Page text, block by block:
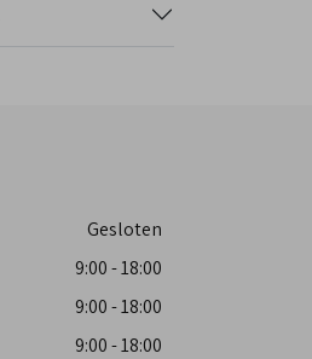
Gesloten
9:00 - 18:00
9:00 - 18:00
9:00 - 18:00